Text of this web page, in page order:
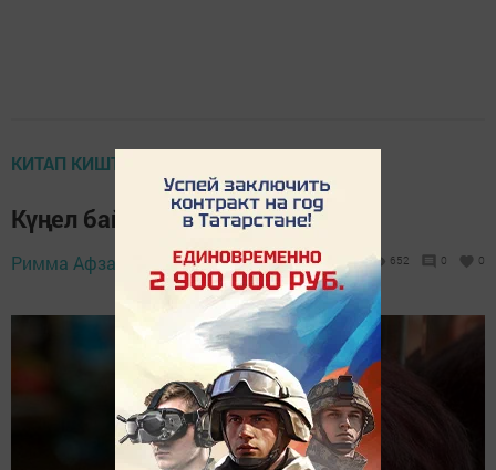
КИТАП КИШТӘСЕ
Күңел байлыгы кирәк
Римма Афзалова,
23 февраль 2026 -
18:09
652 0 0